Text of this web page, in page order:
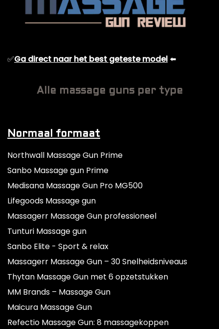
✅Ga direct naar het best geteste model ⬅️
Alle massage guns per type
Normaal formaat
Northwall Massage Gun Prime
Sanbo Massage gun Prime
Medisana Massage Gun Pro MG500
Lifegoods Massage gun
Massagerr Massage Gun professioneel
Tunturi Massage gun
Sanbo Elite - Sport & relax
Massagerr Massage Gun – 30 Snelheidsniveaus
Thytan Massage Gun met 6 opzetstukken
MM Brands – Massage Gun
Maicura Massage Gun
Refectio Massage Gun: 8 massagekoppen